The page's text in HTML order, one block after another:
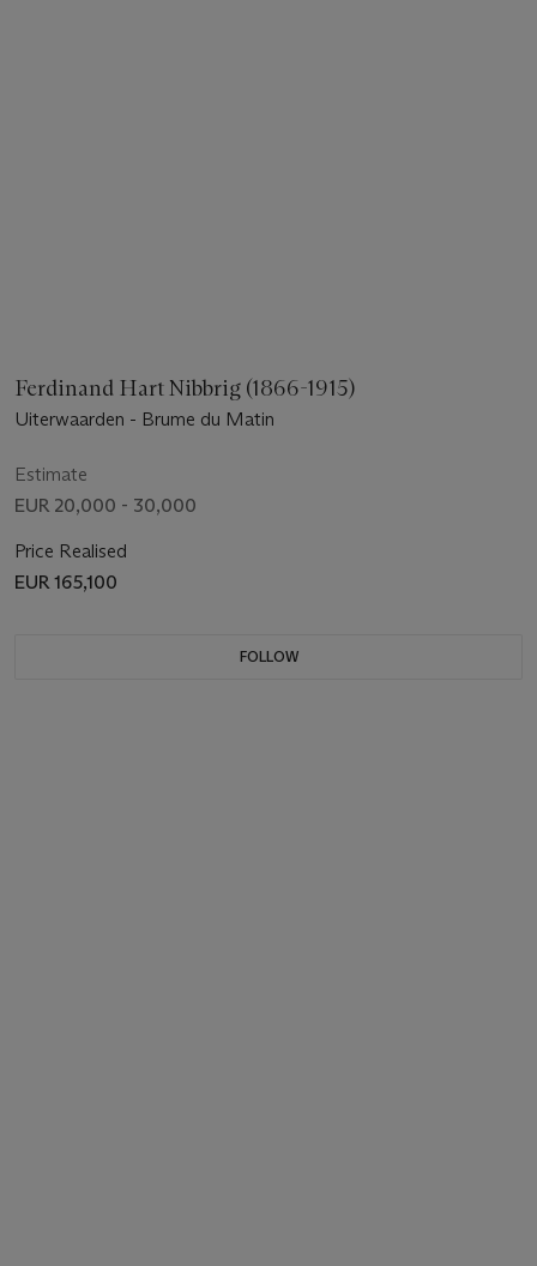
Ferdinand Hart Nibbrig (1866-1915)
Uiterwaarden - Brume du Matin
Estimate
EUR 20,000 - 30,000
Price Realised
EUR 165,100
FOLLOW